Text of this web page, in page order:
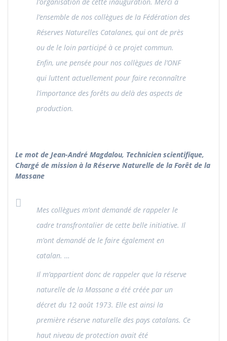
l’ensemble de nos collègues de la Fédération des
Réserves Naturelles Catalanes, qui ont de près
ou de le loin participé à ce projet commun.
Enfin, une pensée pour nos collègues de l’ONF
qui luttent actuellement pour faire reconnaître
l’importance des forêts au delà des aspects de
production.
Le mot de Jean-André Magdalou, Technicien scientifique,
Chargé de mission à la Réserve Naturelle de la Forêt de la
Massane
Mes collègues m’ont demandé de rappeler le
cadre transfrontalier de cette belle initiative. Il
m’ont demandé de le faire également en
catalan. …
Il m’appartient donc de rappeler que la réserve
naturelle de la Massane a été créée par un
décret du 12 août 1973. Elle est ainsi la
première réserve naturelle des pays catalans. Ce
haut niveau de protection avait été